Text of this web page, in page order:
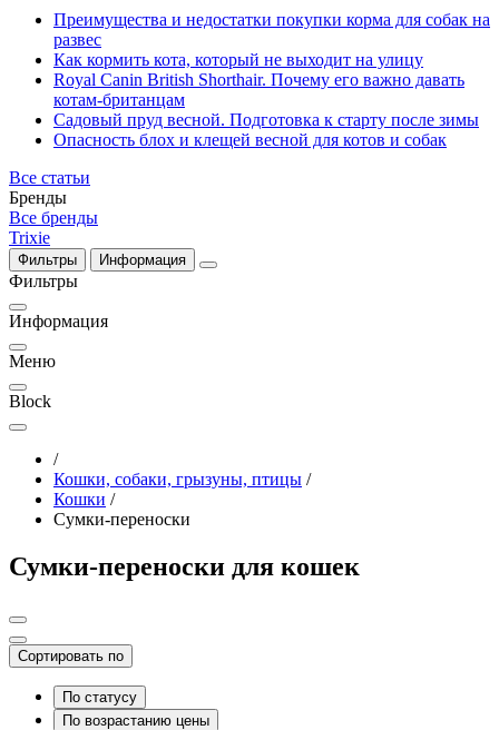
Преимущества и недостатки покупки корма для собак на
развес
Как кормить кота, который не выходит на улицу
Royal Canin British Shorthair. Почему его важно давать
котам-британцам
Садовый пруд весной. Подготовка к старту после зимы
Опасность блох и клещей весной для котов и собак
Все статьи
Бренды
Все бренды
Trixie
Фильтры Информация
Фильтры
Информация
Меню
Block
/
Кошки, собаки, грызуны, птицы /
Кошки /
Сумки-переноски
Сумки-переноски для кошек
Сортировать по
По статусу
По возрастанию цены